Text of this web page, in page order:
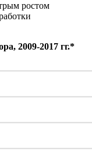
ростом
2009-2017 гг.*